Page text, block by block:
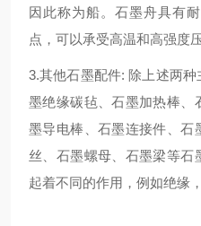
因此称为船。石墨舟具有
点，可以承受高温和高强度压
3.其他石墨配件: 除上述两
墨绝缘碳毡、石墨加热棒、
墨导电棒、石墨连接件、石
丝、石墨螺母、石墨梁等石
起着不同的作用，例如绝缘